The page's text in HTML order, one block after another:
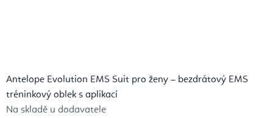
Antelope Evolution EMS Suit pro ženy – bezdrátový EMS
tréninkový oblek s aplikací
Na skladě u dodavatele